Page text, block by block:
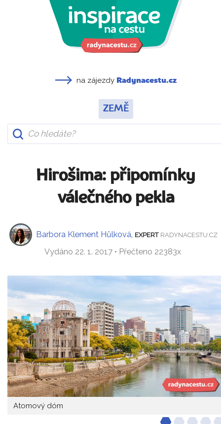
na zájezdy Radynacestu.cz
ZEMĚ
Hirošima: připomínky
válečného pekla
Barbora Klement Hůlková EXPERT RADYNACESTU.CZ
Vydáno 22. 1. 2017 • Přečteno 22383x
Atomový dóm